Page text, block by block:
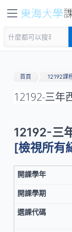
首頁 12192課
12192-三年
12192-三
[檢視所有